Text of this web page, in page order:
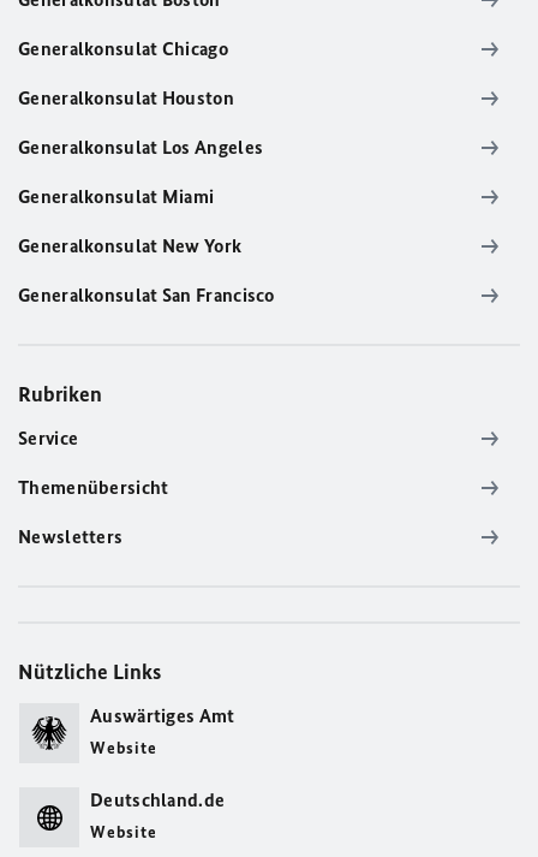
Generalkonsulat Chicago
Generalkonsulat Houston
Generalkonsulat Los Angeles
Generalkonsulat Miami
Generalkonsulat New York
Generalkonsulat San Francisco
Rubriken
Service
Themenübersicht
Newsletters
Nützliche Links
Auswärtiges Amt
Website
Deutschland.de
Website